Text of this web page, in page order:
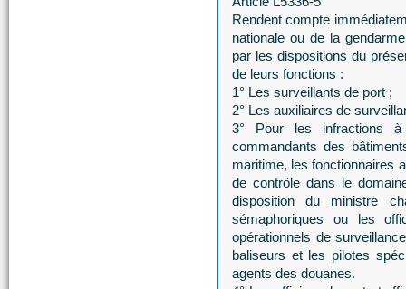
Rendent compte
nationale ou de la
par les dispositions du
de leurs fonctions :
1° Les surveillants de port ;
2° Les auxiliaires de
3° Pour les infractions
commandants des
maritime, les fonctionnaires
de contrôle dans le
disposition du ministre
sémaphoriques ou les
opérationnels de
baliseurs et les pilotes
agents des douanes.